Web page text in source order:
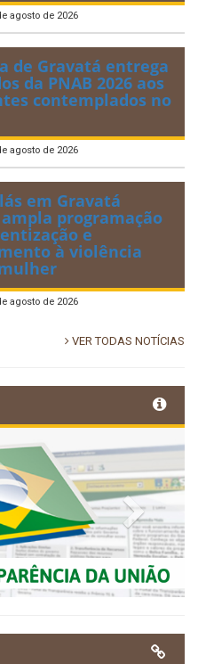
agosto de 2026
de Gravatá entrega
da PNAB 2026 aos
contemplados no
agosto de 2026
em Gravatá
programação
e
à violência
agosto de 2026
VER TODAS NOTÍCIAS
Next